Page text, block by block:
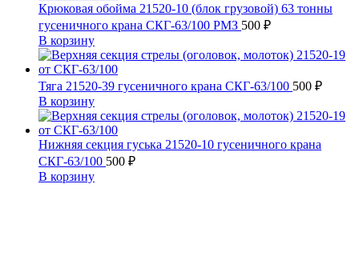
Крюковая обойма 21520-10 (блок грузовой) 63 тонны
гусеничного крана СКГ-63/100 РМЗ 500 ₽
В корзину
Тяга 21520-39 гусеничного крана СКГ-63/100 500 ₽
В корзину
Нижняя секция гуська 21520-10 гусеничного крана
СКГ-63/100 500 ₽
В корзину